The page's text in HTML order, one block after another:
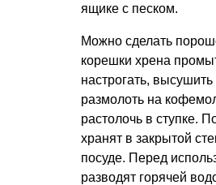
ящике с песком.
Можно сделать
корешки хрена
настрогать, высушить
размолоть на
растолочь в ступке.
хранят в закрытой
посуде. Перед
разводят горячей